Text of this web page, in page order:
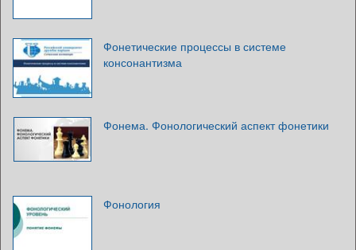
Фонетические процессы в системе
консонантизма
Фонема. Фонологический аспект фонетики
Фонология